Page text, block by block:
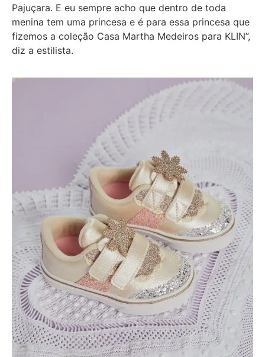
Pajuçara. E eu sempre acho que dentro de toda
menina tem uma princesa e é para essa princesa que
fizemos a coleção Casa Martha Medeiros para KLIN”,
diz a estilista.